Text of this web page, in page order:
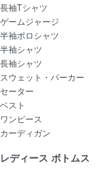
長袖Tシャツ
ゲームジャージ
半袖ポロシャツ
半袖シャツ
長袖シャツ
スウェット・パーカー
セーター
ベスト
ワンピース
カーディガン
レディース ボトムス